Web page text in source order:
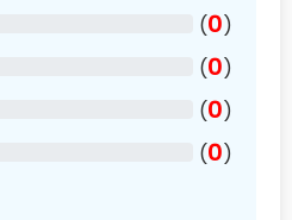
(0)
(0)
(0)
(0)